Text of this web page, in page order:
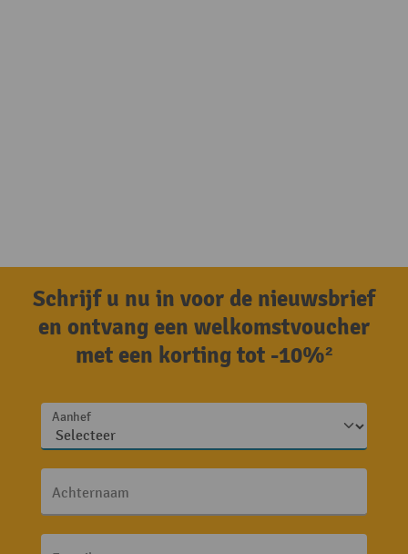
Schrijf u nu in voor de nieuwsbrief
en ontvang een welkomstvoucher
met een korting tot -10%²
Aanhef
Achternaam